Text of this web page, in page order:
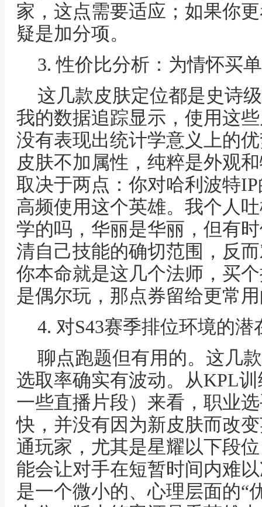
家，这点需要适应；如果你
疑是加分项。
3. 性价比分析：为情怀买
这几款皮肤定位都是史诗
我的数据追踪显示，使用这
没有表现出统计学意义上的
皮肤不加属性，纯粹是外观
取决于两点：你对哈利波特
高频使用这个英雄。我个人
学的吗，华丽是华丽，但有
清自己技能的确切范围，反
你本命就是这几个法师，买
是偶尔玩，那点券留给更常
4. 对S43赛季排位环境的潜
聊点跑题但有用的。这几
选取率确实有波动。从KPL
一些直播片段）来看，职业
快，并没有因为新皮肤而改
通玩家，尤其是星耀以下段
能会让对手在短暂时间内难
是一个微小的、心理层面的“